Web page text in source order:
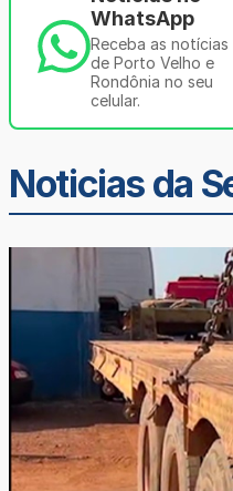
WhatsApp
Receba as notícias
de Porto Velho e
Rondônia no seu
celular.
Noticias da